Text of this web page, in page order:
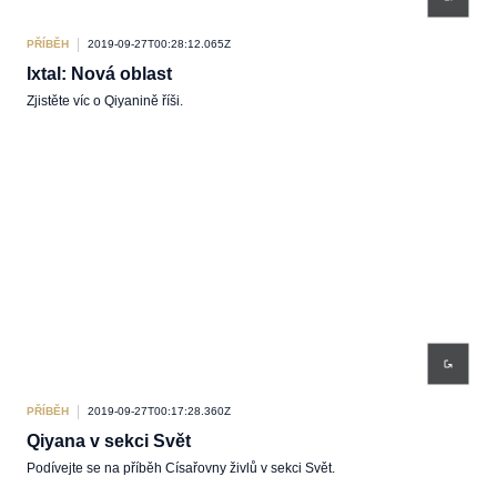
PŘÍBĚH 2019-09-27T00:28:12.065Z
Ixtal: Nová oblast
Zjistěte víc o Qiyanině říši.
PŘÍBĚH 2019-09-27T00:17:28.360Z
Qiyana v sekci Svět
Podívejte se na příběh Císařovny živlů v sekci Svět.